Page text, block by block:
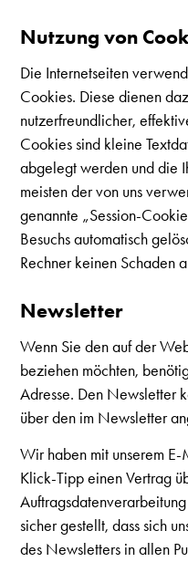
Nutzung von
Die Internetseiten
Cookies. Diese dienen
nutzerfreundlicher,
Cookies sind kleine
abgelegt werden und die
meisten der von uns
genannte „Session-
Besuchs automatisch
Rechner keinen Schaden
Newsletter
Wenn Sie den auf der
beziehen möchten,
Adresse. Den Newsletter
über den im Newsletter
Wir haben mit unserem
Klick-Tipp einen Vertrag
sicher gestellt, dass sich
des Newsletters in allen